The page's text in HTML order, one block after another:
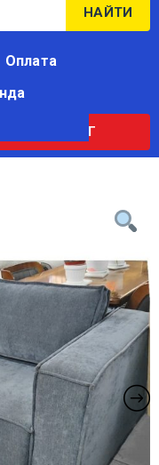
НАЙТИ
КАТАЛОГ
Оплата